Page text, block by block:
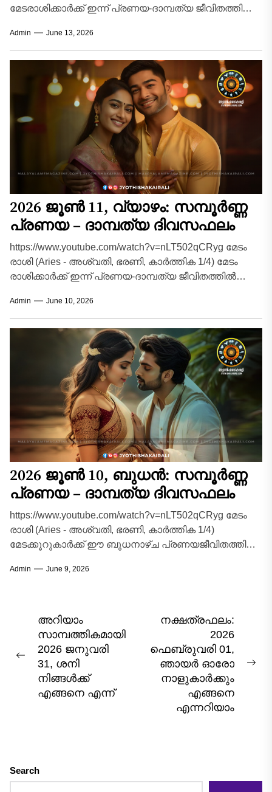
മേടരാശിക്കാർക്ക് ഇന്ന് പ്രണയ-ദാമ്പത്യ ജീവിതത്തിൽ
നിലനിന്നിരുന്ന ചെറിയ തർക്കങ്ങളും...
Admin June 13, 2026
2026 ജൂൺ 11, വ്യാഴം: സമ്പൂർണ്ണ
പ്രണയ – ദാമ്പത്യ ദിവസഫലം
https://www.youtube.com/watch?v=nLT502qCRyg മേടം
രാശി (Aries - അശ്വതി, ഭരണി, കാർത്തിക 1/4) മേടം
രാശിക്കാർക്ക് ഇന്ന് പ്രണയ-ദാമ്പത്യ ജീവിതത്തിൽ
പങ്കാളിയോട് സംസാരിക്കുമ്പോൾ...
Admin June 10, 2026
2026 ജൂൺ 10, ബുധൻ: സമ്പൂർണ്ണ
പ്രണയ – ദാമ്പത്യ ദിവസഫലം
https://www.youtube.com/watch?v=nLT502qCRyg മേടം
രാശി (Aries - അശ്വതി, ഭരണി, കാർത്തിക 1/4)
മേടക്കൂറുകാർക്ക് ഈ ബുധനാഴ്ച പ്രണയജീവിതത്തിൽ
ദിവസമാണ്. ദാമ്പത്യ ജീവിതത്തിൽ...
Admin June 9, 2026
Post
navigation
Previous
post:
അറിയാം
സാമ്പത്തികമായി
2026 ജനുവരി
31, ശനി
നിങ്ങൾക്ക്
എങ്ങനെ എന്ന്
നക്ഷത്രഫലം:
2026
ഫെബ്രുവരി 01,
ഞായർ ഓരോ
നാളുകാർക്കും
എങ്ങനെ
എന്നറിയാം
Search